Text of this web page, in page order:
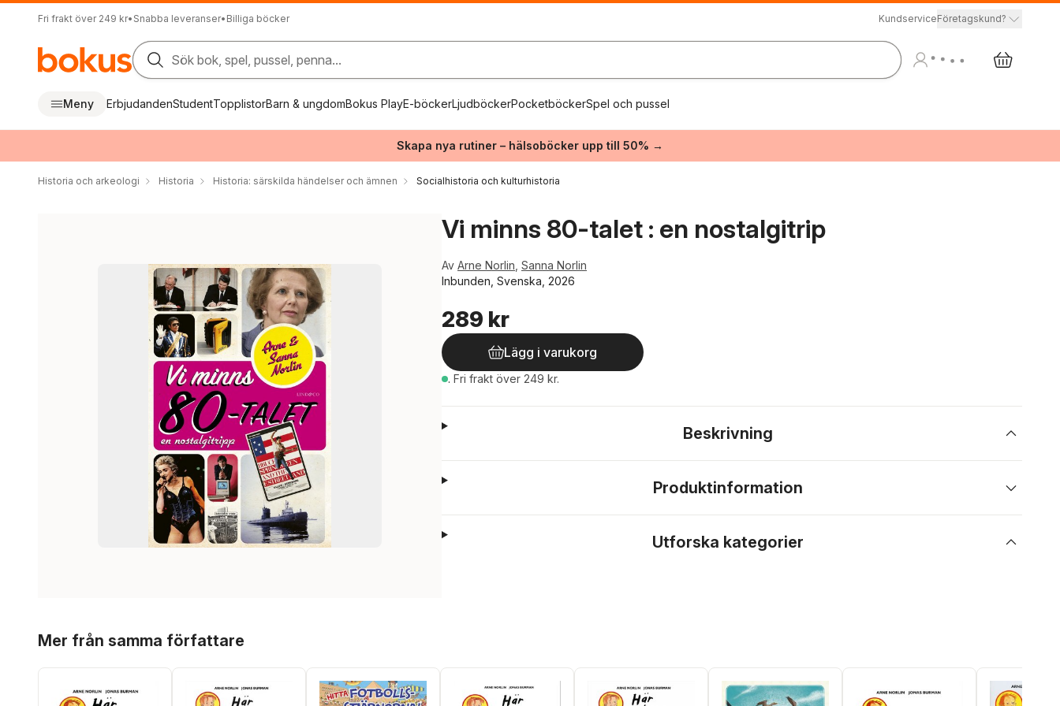
Fri frakt över 249 kr• Snabba leveranser• Billiga böcker KundserviceFöretagskund?
Sök bok, spel, pussel, penna...
Meny ErbjudandenStudentTopplistorBarn & ungdomBokus PlayE-böckerLjudböckerPocketböckerSpel och pussel
Skapa nya rutiner – hälsoböcker upp till 50% →
Historia och arkeologi Historia Historia: särskilda händelser och ämnen Socialhistoria och kulturhistoria
Vi minns 80-talet : en nostalgitrip
Av Arne Norlin Sanna Norlin
Inbunden, Svenska, 2026
289 kr
Lägg i varukorg
. Fri frakt över 249 kr.
Beskrivning
Produktinformation
Utforska kategorier
Mer från samma författare